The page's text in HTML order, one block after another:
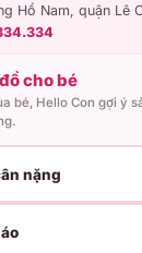
Hồ Nam, quận Lê
cho bé
bé, Hello Con gợi ý
nặng